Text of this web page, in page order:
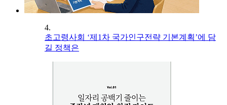
4.
초고령사회 ‘제1차 국가인구전략 기본계획’에 담
길 정책은